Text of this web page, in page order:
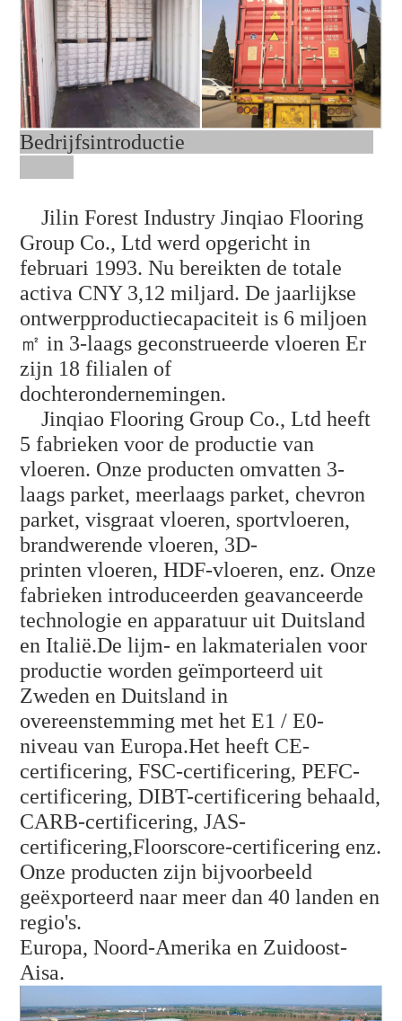
Bedrijfsintroductie
Jilin Forest Industry Jinqiao Flooring
Group Co., Ltd werd opgericht in
februari 1993. Nu bereikten de totale
activa CNY 3,12 miljard. De jaarlijkse
ontwerpproductiecapaciteit is 6 miljoen
㎡ in 3-laags geconstrueerde vloeren Er
zijn 18 filialen of
dochterondernemingen.
Jinqiao Flooring Group Co., Ltd heeft
5 fabrieken voor de productie van
vloeren. Onze producten omvatten 3-
laags parket, meerlaags parket, chevron
parket, visgraat vloeren, sportvloeren,
brandwerende vloeren, 3D-
printenvloeren, HDF-vloeren, enz. Onze
fabrieken introduceerden geavanceerde
technologie en apparatuur uit Duitsland
en Italië.De lijm- en lakmaterialen voor
productie worden geïmporteerd uit
Zweden en Duitsland in
overeenstemming met het E1 / E0-
niveau van Europa.Het heeft CE-
certificering, FSC-certificering, PEFC-
certificering, DIBT-certificering behaald,
CARB-certificering, JAS-
certificering,Floorscore-certificering enz.
Onze producten zijn bijvoorbeeld
geëxporteerd naar meer dan 40 landen en
regio's.
Europa, Noord-Amerika en Zuidoost-
Aisa.